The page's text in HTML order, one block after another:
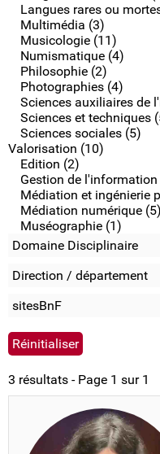
Langues rares ou
Multimédia (3)
Musicologie (11)
Numismatique (4)
Philosophie (2)
Photographies (4)
Sciences auxiliaires de
Sciences et techniques
Sciences sociales (5)
Valorisation (10)
Edition (2)
Gestion de
Médiation et ingénierie
Médiation numérique (5)
Muséographie (1)
Domaine Disciplinaire
Direction / département
sitesBnF
3 résultats - Page 1 sur 1